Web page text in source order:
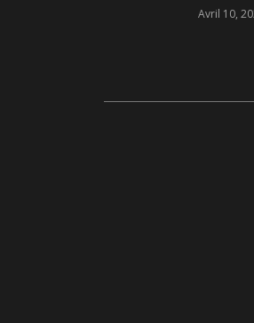
Avril 10,